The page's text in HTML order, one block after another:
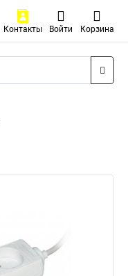
Контакты Войти Корзина